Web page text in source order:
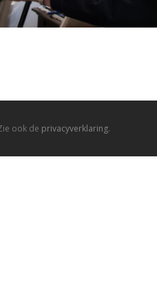
ook de privacyverklaring.